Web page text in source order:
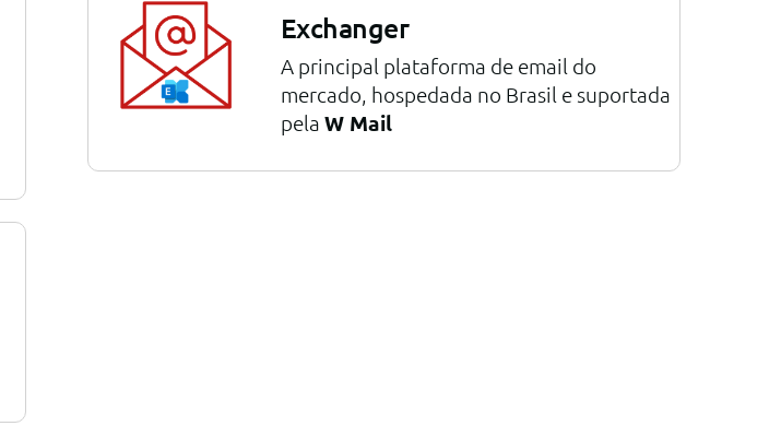
Exchanger
A principal plataforma de email do
mercado, hospedada no Brasil e suportada
pela W Mail